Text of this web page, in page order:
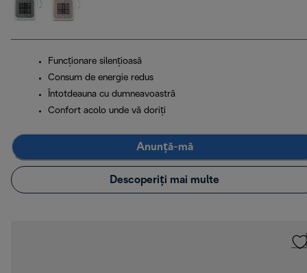
Funcţionare silenţioasă
Consum de energie redus
Întotdeauna cu dumneavoastră
Confort acolo unde vă doriți
Anunță-mă
Descoperiți mai multe